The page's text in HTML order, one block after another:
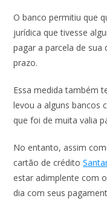
O banco permitiu que
jurídica que tivesse
pagar a parcela de
prazo.
Essa medida também
levou a alguns bancos
que foi de muita valia
No entanto, assim
cartão de crédito
estar adimplente com
dia com seus